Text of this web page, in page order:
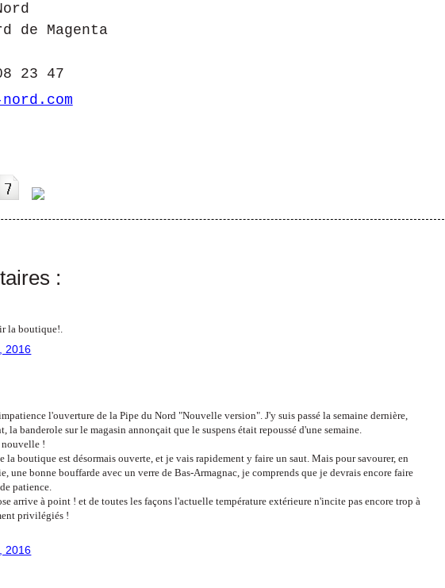
de Magenta
23 47
:
la boutique!.
2016
l'ouverture de la Pipe du Nord "Nouvelle version". J'y suis passé la semaine dernière,
la banderole sur le magasin annonçait que le suspens était repoussé d'une semaine.
nouvelle !
la boutique est désormais ouverte, et je vais rapidement y faire un saut. Mais pour savourer, en
une bonne bouffarde avec un verre de Bas-Armagnac, je comprends que je devrais encore faire
patience.
arrive à point ! et de toutes les façons l'actuelle température extérieure n'incite pas encore trop à
privilégiés !
2016